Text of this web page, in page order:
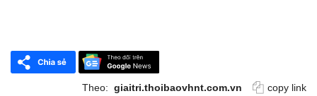
Theo: giaitri.thoibaovhnt.com.vn copy link